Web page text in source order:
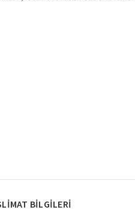
BILGILERI